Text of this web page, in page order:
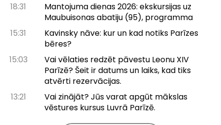
18:31
Mantojuma dienas 2026: ekskursijas uz
Maubuisonas abatiju (95), programma
15:31
Kavinsky nāve: kur un kad notiks Parīzes
bēres?
15:03
Vai vēlaties redzēt pāvestu Leonu XIV
Parīzē? Šeit ir datums un laiks, kad tiks
atvērti rezervācijas.
13:21
Vai zinājāt? Jūs varat apgūt mākslas
vēstures kursus Luvrā Parīzē.